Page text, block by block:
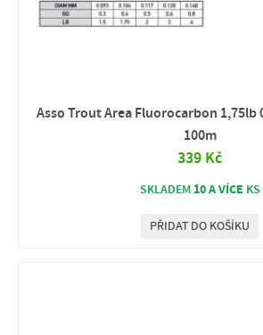
Asso Trout Area Fluorocarbon 1,75lb
100m
339 Kč
SKLADEM 10 A VÍCE KS
PŘIDAT DO KOŠÍKU